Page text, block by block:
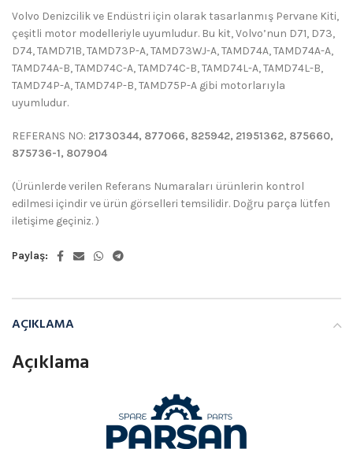
Volvo Denizcilik ve Endüstri için olarak tasarlanmış Pervane Kiti,
çeşitli motor modelleriyle uyumludur. Bu kit, Volvo’nun D71, D73,
D74, TAMD71B, TAMD73P-A, TAMD73WJ-A, TAMD74A, TAMD74A-A,
TAMD74A-B, TAMD74C-A, TAMD74C-B, TAMD74L-A, TAMD74L-B,
TAMD74P-A, TAMD74P-B, TAMD75P-A gibi motorlarıyla
uyumludur.
REFERANS NO: 21730344, 877066, 825942, 21951362, 875660,
875736-1, 807904
(Ürünlerde verilen Referans Numaraları ürünlerin kontrol
edilmesi içindir ve ürün görselleri temsilidir. Doğru parça lütfen
iletişime geçiniz. )
Paylaş:
AÇIKLAMA
Açıklama